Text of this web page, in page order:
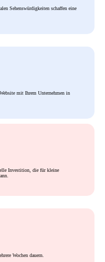
Sehenswürdigkeiten schaffen eine
mit Ihrem Unternehmen in
Investition, die für kleine
Wochen dauern.